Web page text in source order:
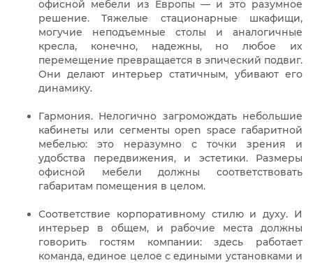
офисной мебели из Европы — и это разумное
решение. Тяжелые стационарные шкафищи,
могучие неподъемные столы и аналогичные
кресла, конечно, надежны, но любое их
перемещение превращается в эпический подвиг.
Они делают интерьер статичным, убивают его
динамику.
Гармония. Нелогично загромождать небольшие
кабинеты или сегменты open space габаритной
мебелью: это неразумно с точки зрения и
удобства передвижения, и эстетики. Размеры
офисной мебели должны соответствовать
габаритам помещения в целом.
Соответствие корпоративному стилю и духу. И
интерьер в общем, и рабочие места должны
говорить гостям компании: здесь работает
команда, единое целое с едиными установками и